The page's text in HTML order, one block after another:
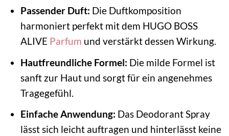
Passender Duft: Die Duftkomposition
harmoniert perfekt mit dem HUGO BOSS
ALIVE Parfum und verstärkt dessen Wirkung.
Hautfreundliche Formel: Die milde Formel ist
sanft zur Haut und sorgt für ein angenehmes
Tragegefühl.
Einfache Anwendung: Das Deodorant Spray
lässt sich leicht auftragen und hinterlässt keine